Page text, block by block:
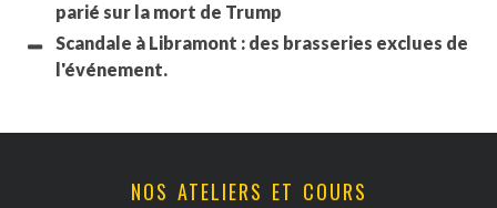
parié sur la mort de Trump
Scandale à Libramont : des brasseries exclues de
l'événement.
NOS ATELIERS ET COURS